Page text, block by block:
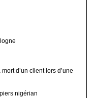
d’un client lors d’une
nigérian